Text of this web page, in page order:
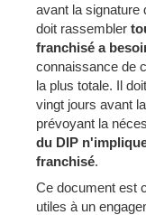
avant la signature
doit rassembler
franchisé a
connaissance de
la plus totale. Il
vingt jours avant
prévoyant la
du DIP
franchisé.
Ce document est
utiles à un